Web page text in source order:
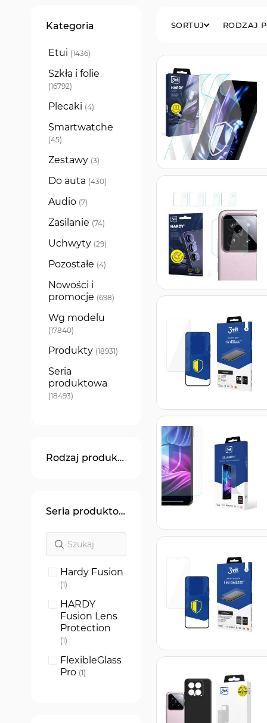
RODZAJ
SORTUJ
Kategoria
Etui 1436
produkty
Szkła i folie
16792
produkty
Plecaki 4
produkty
Smartwatche
45
produkty
Zestawy 3
produkty
Do auta 430
produkty
Audio 7
produkty
Zasilanie 74
produkty
Uchwyty 29
produkty
Pozostałe 4
produkty
Nowości i
promocje 698
produkty
Wg modelu
17840
produkty
Produkty 18931
produkty
Seria
produktowa
18493
produkty
Rodzaj produktu
Seria produktowa
Hardy Fusion
1
produkt
HARDY
Fusion Lens
Protection
1
produkt
FlexibleGlass
Pro 1
produkt